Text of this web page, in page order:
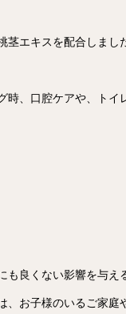
エキスを配合しまし
、口腔ケアや、ト
良くない影響を与え
お子様のいるご家